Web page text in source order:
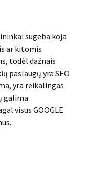
sugeba koja
ar kitomis
todėl dažnais
paslaugų yra SEO
yra reikalingas
galima
visus GOOGLE